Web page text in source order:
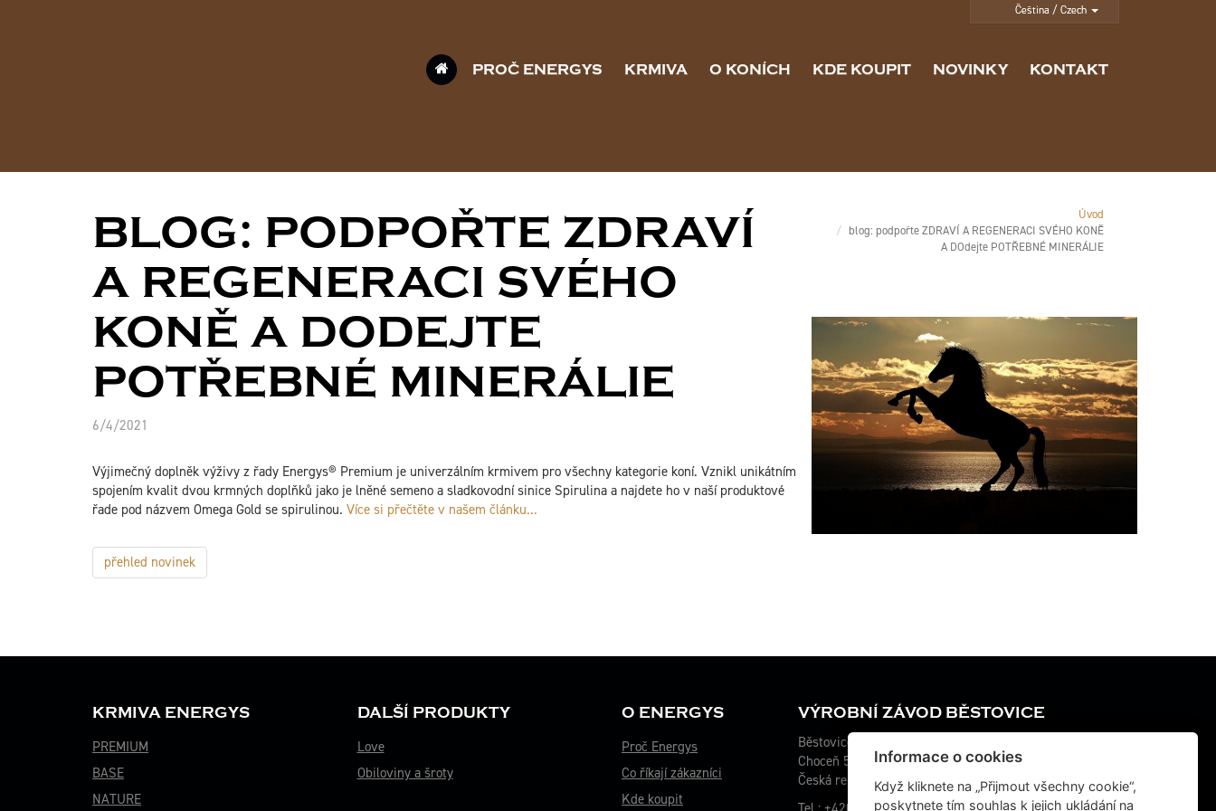
PROČ ENERGYS KRMIVA O KONÍCH KDE KOUPIT NOVINKY KONTAKT
BLOG: PODPOŘTE ZDRAVÍ
A REGENERACI SVÉHO
KONĚ A DODEJTE
POTŘEBNÉ MINERÁLIE
6/4/2021
Výjimečný doplněk výživy z řady Energys® Premium je univerzálním krmivem pro všechny kategorie koní. Vznikl unikátním
spojením kvalit dvou krmných doplňků jako je lněné semeno a sladkovodní sinice Spirulina a najdete ho v naší produktové
řade pod názvem Omega Gold se spirulinou. Více si přečtěte v našem článku...
přehled novinek
Úvod
blog: podpořte ZDRAVÍ A REGENERACI SVÉHO KONĚ
A DOdejte POTŘEBNÉ MINERÁLIE
KRMIVA ENERGYS
PREMIUM
BASE
NATURE
DALŠÍ PRODUKTY
Love
Obiloviny a šroty
O ENERGYS
Proč Energys
Co říkají zákazníci
Kde koupit
VÝROBNÍ ZÁVOD BĚSTOVICE
Běstovice 115
Choceň 565 01
Česká republika
Informace o cookies
Když kliknete na „Přijmout všechny cookie“,
poskytnete tím souhlas k jejich ukládání na